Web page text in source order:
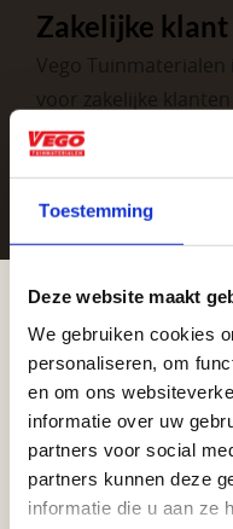
Toestemming
Deze website maakt
We gebruiken cookies
personaliseren, om
en om ons
informatie over uw
partners voor social
partners kunnen deze
informatie die u aan ze
Zakelijke
Vego
voor zakelijke
infraproducten. Als
tuinmaterialen
aan producten van
Aangepaste
Waardenburg en
de vakantieperiode
zaterdag. Bekijk de